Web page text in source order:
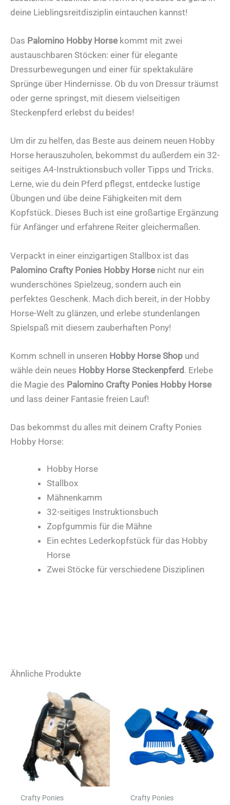
deine Lieblingsreitdisziplin eintauchen kannst!
Das Palomino Hobby Horse kommt mit zwei
austauschbaren Stöcken: einer für elegante
Dressurbewegungen und einer für spektakuläre
Sprünge über Hindernisse. Ob du von Dressur träumst
oder gerne springst, mit diesem vielseitigen
Steckenpferd erlebst du beides!
Um dir zu helfen, das Beste aus deinem neuen Hobby
Horse herauszuholen, bekommst du außerdem ein 32-
seitiges A4-Instruktionsbuch voller Tipps und Tricks.
Lerne, wie du dein Pferd pflegst, entdecke lustige
Übungen und übe deine Fähigkeiten mit dem
Kopfstück. Dieses Buch ist eine großartige Ergänzung
für Anfänger und erfahrene Reiter gleichermaßen.
Verpackt in einer einzigartigen Stallbox ist das
Palomino Crafty Ponies Hobby Horse nicht nur ein
wunderschönes Spielzeug, sondern auch ein
perfektes Geschenk. Mach dich bereit, in der Hobby
Horse-Welt zu glänzen, und erlebe stundenlangen
Spielspaß mit diesem zauberhaften Pony!
Komm schnell in unseren Hobby Horse Shop und
wähle dein neues Hobby Horse Steckenpferd. Erlebe
die Magie des Palomino Crafty Ponies Hobby Horse
und lass deiner Fantasie freien Lauf!
Das bekommst du alles mit deinem Crafty Ponies
Hobby Horse:
Hobby Horse
Stallbox
Mähnenkamm
32-seitiges Instruktionsbuch
Zopfgummis für die Mähne
Ein echtes Lederkopfstück für das Hobby
Horse
Zwei Stöcke für verschiedene Disziplinen
Ähnliche Produkte
Crafty Ponies Crafty Ponies